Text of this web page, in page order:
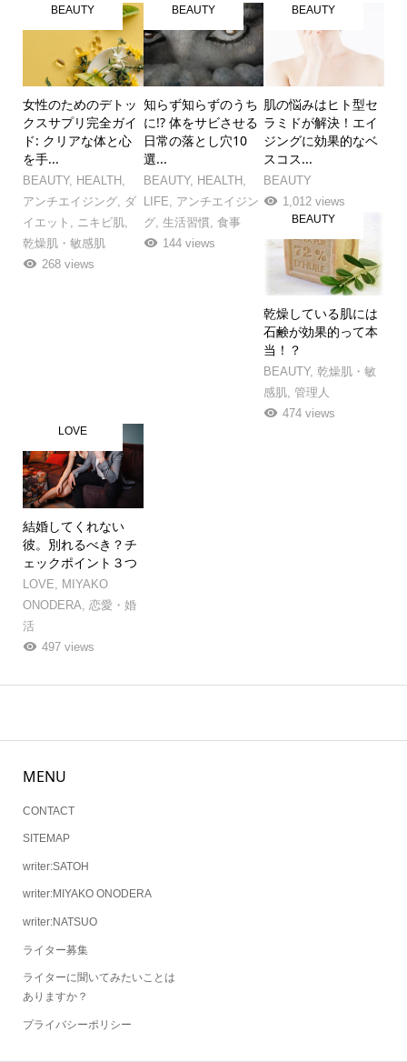
女性のためのデトッ
クスサプリ完全ガイ
ド: クリアな体と心
を手...
BEAUTY, HEALTH ,
アンチエイジング, ダ
イエット , ニキビ肌,
乾燥肌・敏感肌
268 views
BEAUTY
知らず知らずのうち
に!? 体をサビさせる
日常の落とし穴10
選...
BEAUTY, HEALTH ,
LIFE, アンチエイジン
グ, 生活習慣, 食事
144 views
BEAUTY
肌の悩みはヒト型セ
ラミドが解決！エイ
ジングに効果的なベ
スコス...
BEAUTY
1,012 views
BEAUTY
乾燥している肌には
石鹸が効果的って本
当！？
BEAUTY,乾燥肌・敏
感肌,管理人
474 views
BEAUTY
結婚してくれない
彼。別れるべき？チ
ェックポイント３つ
LOVE
MIYAKO
ONODERA 恋愛・婚
活
497 views
LOVE
MENU
CONTACT
SITEMAP
writer:SATOH
writer:MIYAKO ONODERA
writer:NATSUO
ライター募集
ライターに聞いてみたいことは
ありますか？
プライバシーポリシー